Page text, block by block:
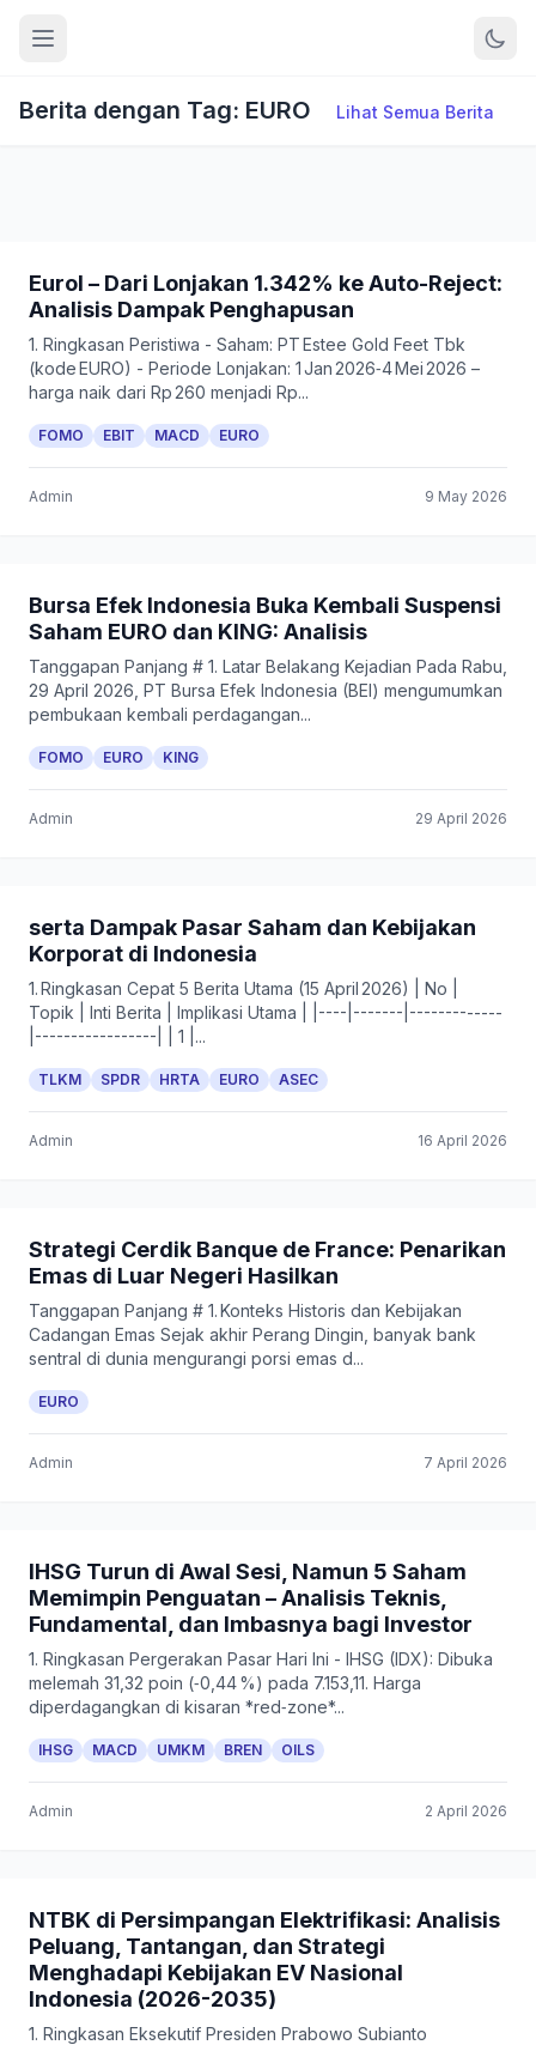
Berita dengan Tag: EURO Lihat Semua Berita
Eurol – Dari Lonjakan 1.342% ke Auto-Reject:
Analisis Dampak Penghapusan
1. Ringkasan Peristiwa - Saham: PT Estee Gold Feet Tbk
(kode EURO) - Periode Lonjakan: 1 Jan 2026‑4 Mei 2026 –
harga naik dari Rp 260 menjadi Rp...
FOMO EBIT MACD EURO
Admin 9 May 2026
Bursa Efek Indonesia Buka Kembali Suspensi
Saham EURO dan KING: Analisis
Tanggapan Panjang # 1. Latar Belakang Kejadian Pada Rabu,
29 April 2026, PT Bursa Efek Indonesia (BEI) mengumumkan
pembukaan kembali perdagangan...
FOMO EURO KING
Admin 29 April 2026
serta Dampak Pasar Saham dan Kebijakan
Korporat di Indonesia
1. Ringkasan Cepat 5 Berita Utama (15 April 2026) | No |
Topik | Inti Berita | Implikasi Utama | |----|-------|-------------
|-----------------| | 1 |...
TLKM SPDR HRTA EURO ASEC
Admin 16 April 2026
Strategi Cerdik Banque de France: Penarikan
Emas di Luar Negeri Hasilkan
Tanggapan Panjang # 1. Konteks Historis dan Kebijakan
Cadangan Emas Sejak akhir Perang Dingin, banyak bank
sentral di dunia mengurangi porsi emas d...
EURO
Admin 7 April 2026
IHSG Turun di Awal Sesi, Namun 5 Saham
Memimpin Penguatan – Analisis Teknis,
Fundamental, dan Imbasnya bagi Investor
1. Ringkasan Pergerakan Pasar Hari Ini - IHSG (IDX): Dibuka
melemah 31,32 poin (‑0,44 %) pada 7.153,11. Harga
diperdagangkan di kisaran *red‑zone*...
IHSG MACD UMKM BREN OILS
Admin 2 April 2026
NTBK di Persimpangan Elektrifikasi: Analisis
Peluang, Tantangan, dan Strategi
Menghadapi Kebijakan EV Nasional
Indonesia (2026-2035)
1. Ringkasan Eksekutif Presiden Prabowo Subianto